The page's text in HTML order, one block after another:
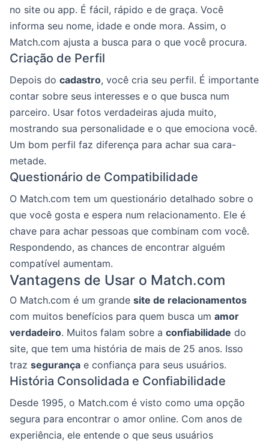
no site ou app. É fácil, rápido e de graça. Você
informa seu nome, idade e onde mora. Assim, o
Match.com ajusta a busca para o que você procura.
Criação de Perfil
Depois do cadastro, você cria seu perfil. É importante
contar sobre seus interesses e o que busca num
parceiro. Usar fotos verdadeiras ajuda muito,
mostrando sua personalidade e o que emociona você.
Um bom perfil faz diferença para achar sua cara-
metade.
Questionário de Compatibilidade
O Match.com tem um questionário detalhado sobre o
que você gosta e espera num relacionamento. Ele é
chave para achar pessoas que combinam com você.
Respondendo, as chances de encontrar alguém
compatível aumentam.
Vantagens de Usar o Match.com
O Match.com é um grande site de relacionamentos
com muitos benefícios para quem busca um amor
verdadeiro. Muitos falam sobre a confiabilidade do
site, que tem uma história de mais de 25 anos. Isso
traz segurança e confiança para seus usuários.
História Consolidada e Confiabilidade
Desde 1995, o Match.com é visto como uma opção
segura para encontrar o amor online. Com anos de
experiência, ele entende o que seus usuários